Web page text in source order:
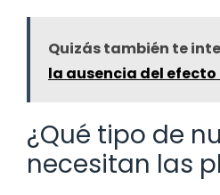
Quizás también te
la ausencia del
¿Qué tipo de
necesitan las